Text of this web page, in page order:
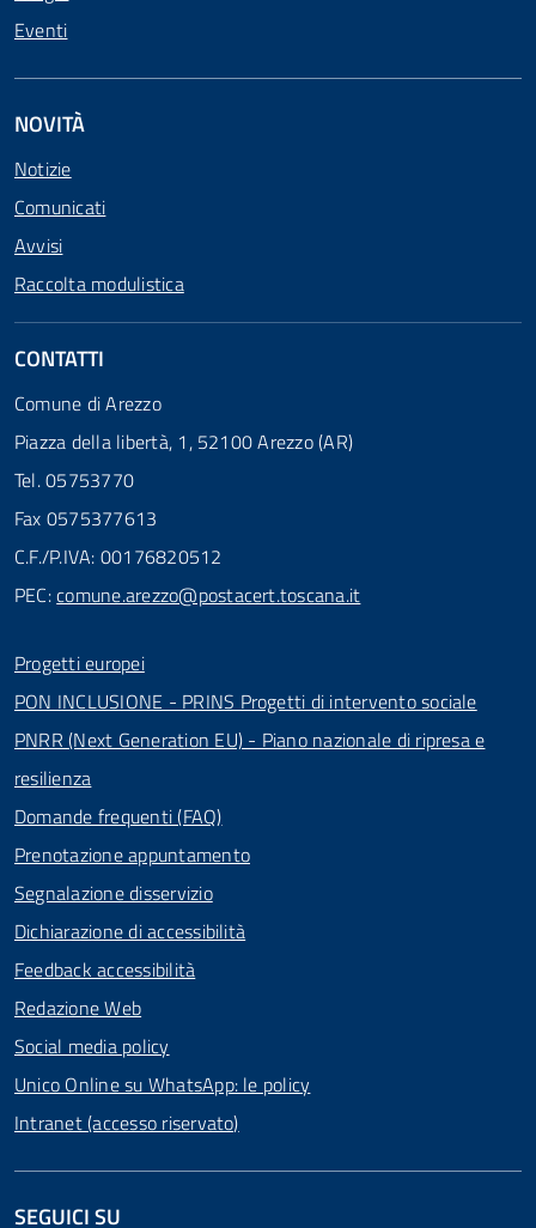
Eventi
NOVITÀ
Notizie
Comunicati
Avvisi
Raccolta modulistica
CONTATTI
Comune di Arezzo
Piazza della libertà, 1, 52100 Arezzo (AR)
Tel. 05753770
Fax 0575377613
C.F./P.IVA: 00176820512
PEC:comune.arezzo@postacert.toscana.it
Progetti europei
PON INCLUSIONE - PRINS Progetti di intervento sociale
PNRR (Next Generation EU) - Piano nazionale di ripresa e
resilienza
Domande frequenti (FAQ)
Prenotazione appuntamento
Segnalazione disservizio
Dichiarazione di accessibilità
Feedback accessibilità
Redazione Web
Social media policy
Unico Online su WhatsApp: le policy
Intranet (accesso riservato)
SEGUICI SU